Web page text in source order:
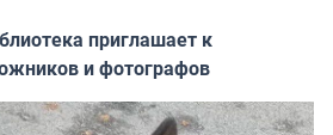
приглашает к
и фотографов